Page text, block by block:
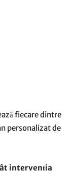
fiecare dintre
personalizat de
intervenția